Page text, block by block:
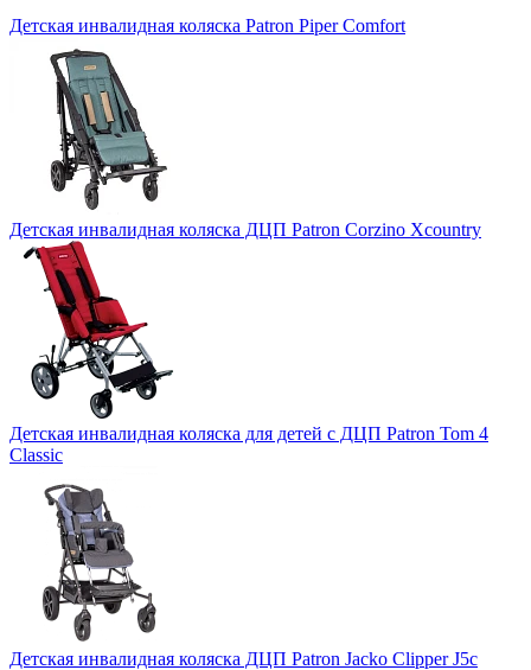
Детская инвалидная коляска Patron Piper Comfort
Детская инвалидная коляска ДЦП Patron Corzino Xcountry
Детская инвалидная коляска для детей с ДЦП Patron Tom 4
Classic
Детская инвалидная коляска ДЦП Patron Jacko Clipper J5c